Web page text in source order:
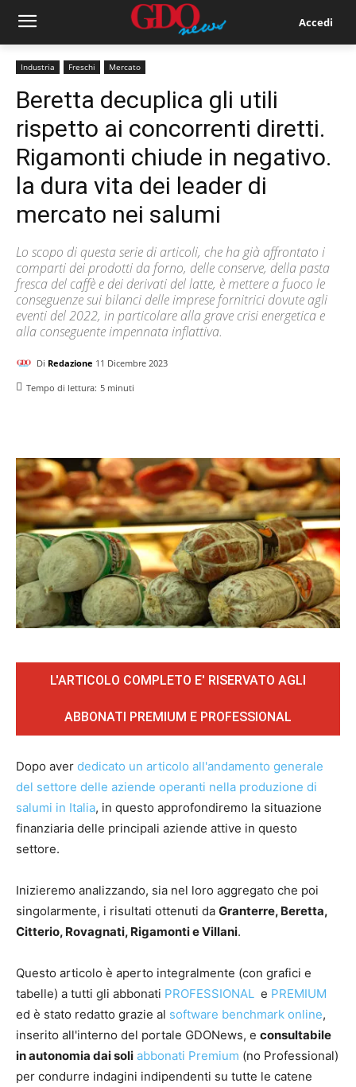
Accedi
Industria Freschi Mercato
Beretta decuplica gli utili
rispetto ai concorrenti diretti.
Rigamonti chiude in negativo.
la dura vita dei leader di
mercato nei salumi
Lo scopo di questa serie di articoli, che ha già affrontato i
comparti dei prodotti da forno, delle conserve, della pasta
fresca del caffè e dei derivati del latte, è mettere a fuoco le
conseguenze sui bilanci delle imprese fornitrici dovute agli
eventi del 2022, in particolare alla grave crisi energetica e
alla conseguente impennata inflattiva.
Di Redazione 11 Dicembre 2023
Tempo di lettura: 5 minuti
L'ARTICOLO COMPLETO E' RISERVATO AGLI
ABBONATI PREMIUM E PROFESSIONAL
Dopo aver dedicato un articolo all'andamento generale
del settore delle aziende operanti nella produzione di
salumi in Italia, in questo approfondiremo la situazione
finanziaria delle principali aziende attive in questo
settore.
Inizieremo analizzando, sia nel loro aggregato che poi
singolarmente, i risultati ottenuti da Granterre, Beretta,
Citterio, Rovagnati, Rigamonti e Villani.
Questo articolo è aperto integralmente (con grafici e
tabelle) a tutti gli abbonati PROFESSIONAL e PREMIUM
ed è stato redatto grazie al software benchmark online,
inserito all'interno del portale GDONews, e consultabile
in autonomia dai soli abbonati Premium (no Professional)
per condurre indagini indipendenti su tutte le catene